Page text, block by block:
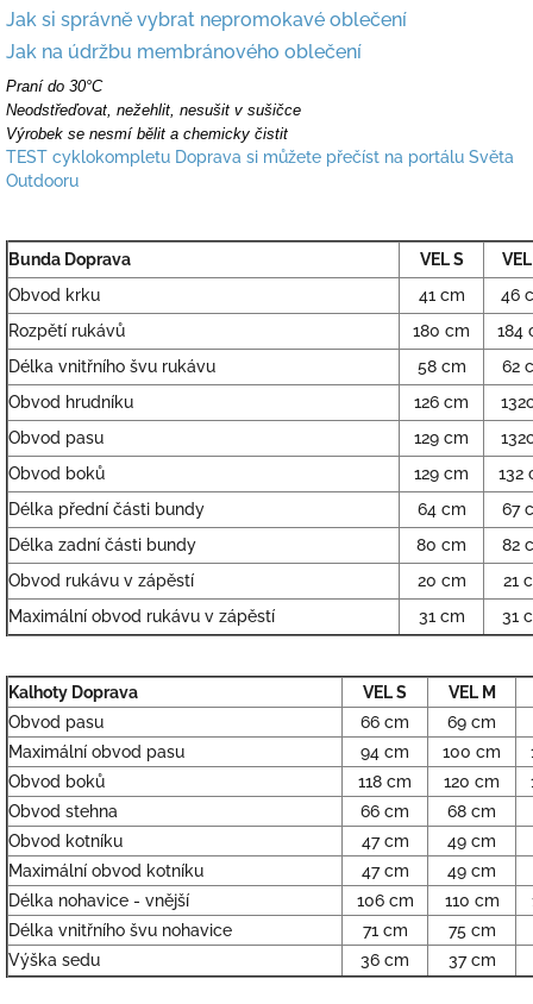
Jak si správně vybrat nepromokavé oblečení
Jak na údržbu membránového oblečení
Praní do 30°C
Neodstřeďovat, nežehlit, nesušit v sušičce
Výrobek se nesmí bělit a chemicky čistit
TEST cyklokompletu Doprava si můžete přečíst na portálu Světa
Outdooru
Bunda Doprava VEL S
Obvod krku
41 cm
46
Rozpětí rukávů
180 cm
184
Délka vnitřního švu rukávu
58 cm
62
Obvod hrudníku
126 cm
Obvod pasu
129 cm
Obvod boků
129 cm
132
Délka přední části bundy
64 cm
67
Délka zadní části bundy
80 cm
82
Obvod rukávu v zápěstí
20 cm
21
Maximální obvod rukávu v zápěstí
31 cm 31
Kalhoty Doprava VEL S
VEL M
Obvod pasu
66 cm
69 cm
Maximální obvod pasu
94 cm 100 cm
Obvod boků
118 cm 120 cm
Obvod stehna
66 cm
68 cm
Obvod kotníku
47 cm
49 cm
Maximální obvod kotníku
47 cm
49 cm
Délka nohavice - vnější
106 cm 110 cm
Délka vnitřního švu nohavice
71 cm
75 cm
Výška sedu
36 cm 37 cm